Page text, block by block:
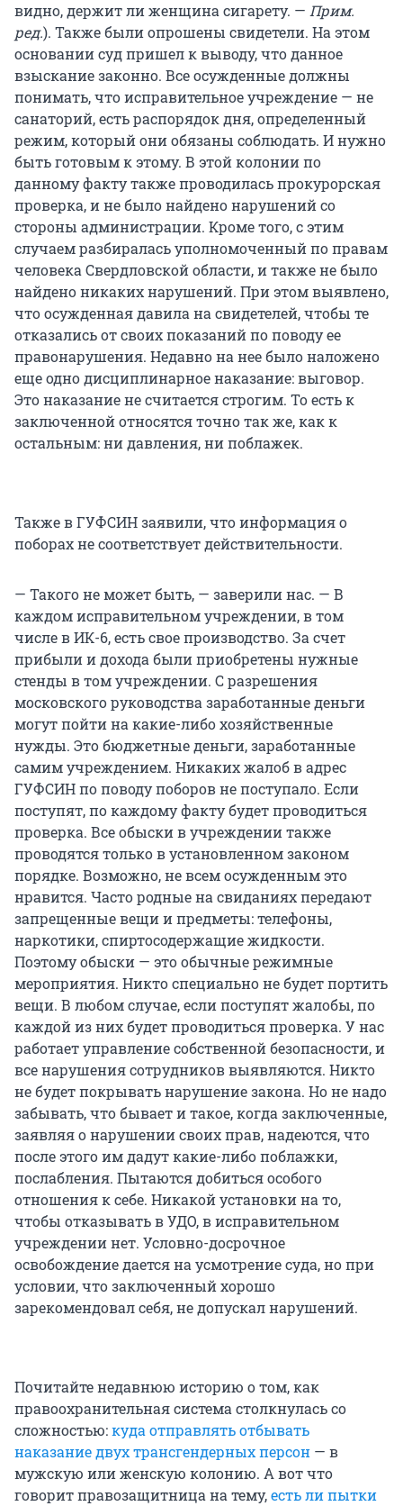
видно, держит ли женщина сигарету. — Прим.
ред.). Также были опрошены свидетели. На этом
основании суд пришел к выводу, что данное
взыскание законно. Все осужденные должны
понимать, что исправительное учреждение — не
санаторий, есть распорядок дня, определенный
режим, который они обязаны соблюдать. И нужно
быть готовым к этому. В этой колонии по
данному факту также проводилась прокурорская
проверка, и не было найдено нарушений со
стороны администрации. Кроме того, с этим
случаем разбиралась уполномоченный по правам
человека Свердловской области, и также не было
найдено никаких нарушений. При этом выявлено,
что осужденная давила на свидетелей, чтобы те
отказались от своих показаний по поводу ее
правонарушения. Недавно на нее было наложено
еще одно дисциплинарное наказание: выговор.
Это наказание не считается строгим. То есть к
заключенной относятся точно так же, как к
остальным: ни давления, ни поблажек.
Также в ГУФСИН заявили, что информация о
поборах не соответствует действительности.
— Такого не может быть, — заверили нас. — В
каждом исправительном учреждении, в том
числе в ИК-6, есть свое производство. За счет
прибыли и дохода были приобретены нужные
стенды в том учреждении. С разрешения
московского руководства заработанные деньги
могут пойти на какие-либо хозяйственные
нужды. Это бюджетные деньги, заработанные
самим учреждением. Никаких жалоб в адрес
ГУФСИН по поводу поборов не поступало. Если
поступят, по каждому факту будет проводиться
проверка. Все обыски в учреждении также
проводятся только в установленном законом
порядке. Возможно, не всем осужденным это
нравится. Часто родные на свиданиях передают
запрещенные вещи и предметы: телефоны,
наркотики, спиртосодержащие жидкости.
Поэтому обыски — это обычные режимные
мероприятия. Никто специально не будет портить
вещи. В любом случае, если поступят жалобы, по
каждой из них будет проводиться проверка. У нас
работает управление собственной безопасности, и
все нарушения сотрудников выявляются. Никто
не будет покрывать нарушение закона. Но не надо
забывать, что бывает и такое, когда заключенные,
заявляя о нарушении своих прав, надеются, что
после этого им дадут какие-либо поблажки,
послабления. Пытаются добиться особого
отношения к себе. Никакой установки на то,
чтобы отказывать в УДО, в исправительном
учреждении нет. Условно-досрочное
освобождение дается на усмотрение суда, но при
условии, что заключенный хорошо
зарекомендовал себя, не допускал нарушений.
Почитайте недавнюю историю о том, как
правоохранительная система столкнулась со
сложностью:куда отправлять отбывать
наказание двух трансгендерных персон — в
мужскую или женскую колонию. А вот что
говорит правозащитница на тему,есть ли пытки